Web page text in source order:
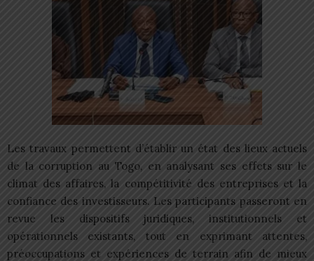
Les travaux permettent d’établir un état des lieux actuels
de la corruption au Togo, en analysant ses effets sur le
climat des affaires, la compétitivité des entreprises et la
confiance des investisseurs. Les participants passeront en
revue les dispositifs juridiques, institutionnels et
opérationnels existants, tout en exprimant attentes,
préoccupations et expériences de terrain afin de mieux